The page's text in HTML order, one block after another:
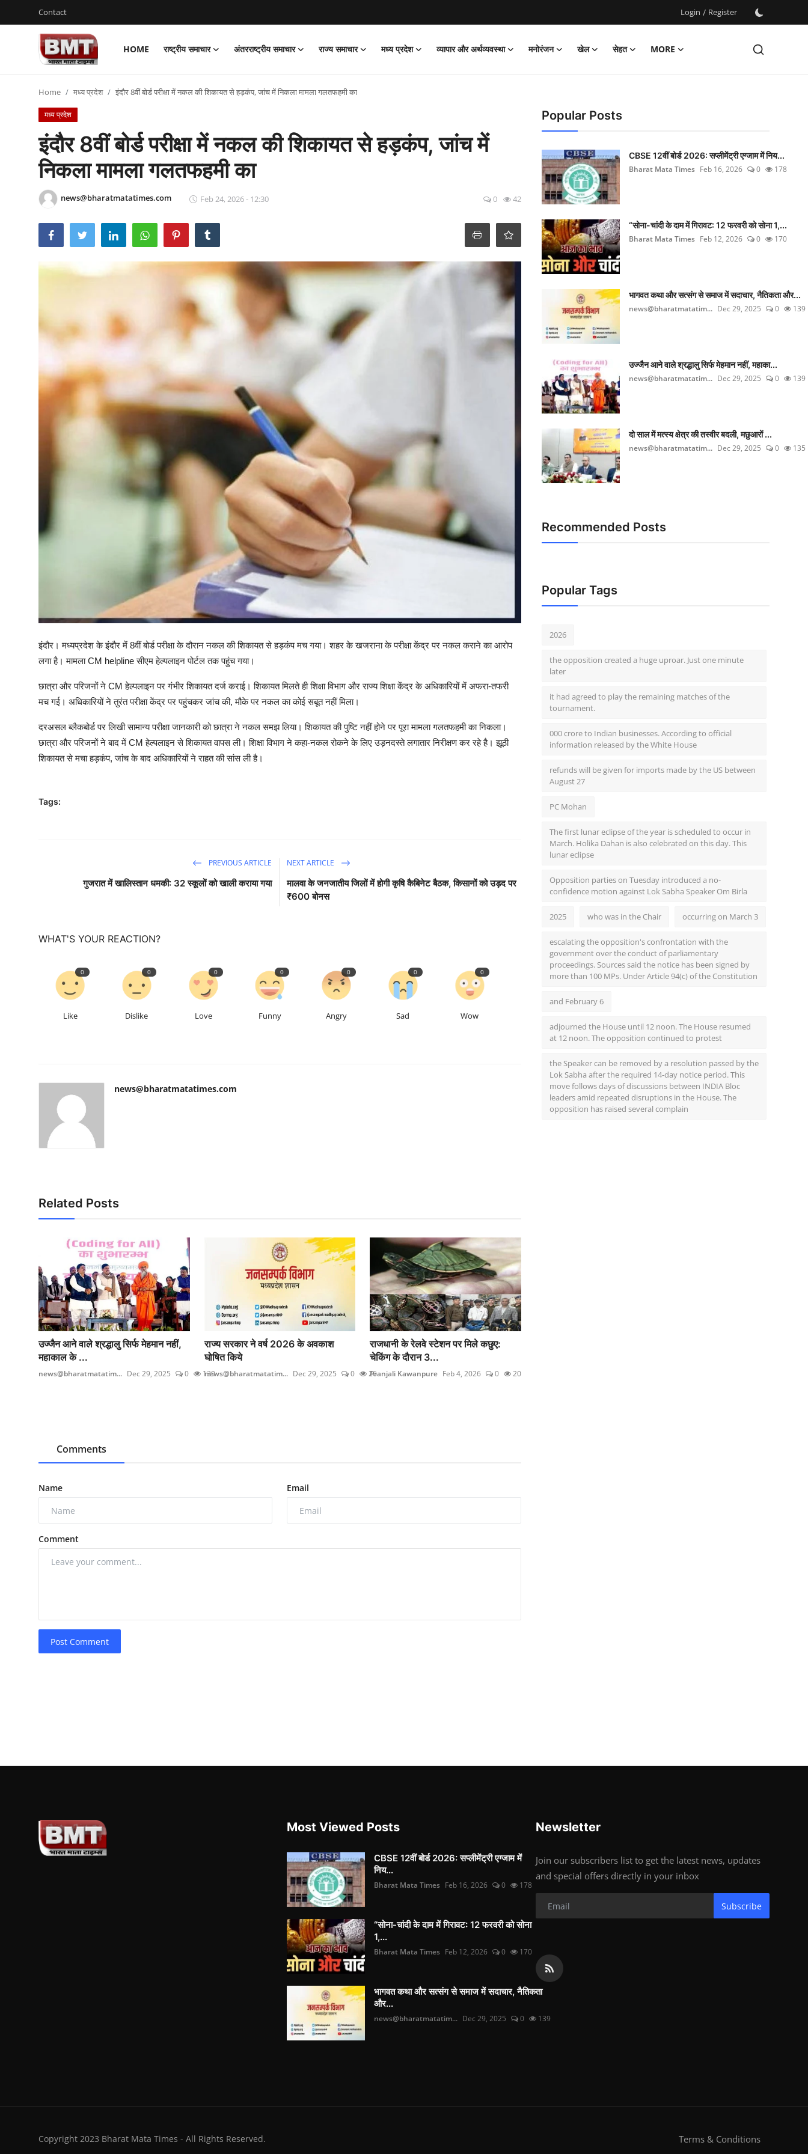
Contact Login / Register
HOME राष्ट्रीय समाचार अंतरराष्ट्रीय समाचार राज्य समाचार मध्य प्रदेश व्यापार और अर्थव्यवस्था मनोरंजन खेल सेहत
MORE
Login
राष्ट्रीय समाचार
अंतरराष्ट्रीय समाचार
राज्य समाचार
Gallery
Home मध्य प्रदेश इंदौर 8वीं बोर्ड परीक्षा में नकल की शिकायत से हड़कंप, जांच में निकला मामला गलतफहमी का
मध्य प्रदेश
इंदौर 8वीं बोर्ड परीक्षा में नकल की शिकायत से हड़कंप, जांच में
निकला मामला गलतफहमी का
news@bharatmatatimes.com Feb 24, 2026 - 12:30 0 42
इंदौर। मध्यप्रदेश के इंदौर में 8वीं बोर्ड परीक्षा के दौरान नकल की शिकायत से हड़कंप मच गया। शहर के खजराना के परीक्षा केंद्र पर नकल कराने का आरोप
लगा है। मामला CM helpline सीएम हेल्पलाइन पोर्टल तक पहुंच गया।
छात्रा और परिजनों ने CM हेल्पलाइन पर गंभीर शिकायत दर्ज कराई। शिकायत मिलते ही शिक्षा विभाग और राज्य शिक्षा केंद्र के अधिकारियों में अफरा-तफरी
मच गई। अधिकारियों ने तुरंत परीक्षा केंद्र पर पहुंचकर जांच की, मौके पर नकल का कोई सबूत नहीं मिला।
दरअसल ब्लैकबोर्ड पर लिखी सामान्य परीक्षा जानकारी को छात्रा ने नकल समझ लिया। शिकायत की पुष्टि नहीं होने पर पूरा मामला गलतफहमी का निकला।
छात्रा और परिजनों ने बाद में CM हेल्पलाइन से शिकायत वापस ली। शिक्षा विभाग ने कहा-नकल रोकने के लिए उड़नदस्ते लगातार निरीक्षण कर रहे है। झूठी
शिकायत से मचा हड़कंप, जांच के बाद अधिकारियों ने राहत की सांस ली है।
Tags:
PREVIOUS ARTICLE
गुजरात में खालिस्तान धमकी: 32 स्कूलों को खाली कराया गया
NEXT ARTICLE
मालवा के जनजातीय जिलों में होगी कृषि कैबिनेट बैठक, किसानों को उड़द पर
₹600 बोनस
WHAT'S YOUR REACTION?
0
Like
0
Dislike
0
Love
0
Funny
0
Angry
0
Sad
0
Wow
news@bharatmatatimes.com
Related Posts
उज्जैन आने वाले श्रद्धालु सिर्फ मेहमान नहीं,
महाकाल के ...
news@bharatmatatim... Dec 29, 2025 0 139
राज्य सरकार ने वर्ष 2026 के अवकाश
घोषित किये
news@bharatmatatim... Dec 29, 2025 0 26
राजधानी के रेलवे स्टेशन पर मिले कछुए:
चेकिंग के दौरान 3...
Pranjali Kawanpure Feb 4, 2026 0 20
Comments
Name Email
Comment
Post Comment
Popular Posts
CBSE 12वीं बोर्ड 2026: सप्लीमेंट्री एग्जाम में निय...
Bharat Mata Times Feb 16, 2026 0 178
“सोना-चांदी के दाम में गिरावट: 12 फरवरी को सोना 1,...
Bharat Mata Times Feb 12, 2026 0 170
भागवत कथा और सत्संग से समाज में सदाचार, नैतिकता और...
news@bharatmatatim... Dec 29, 2025 0 139
उज्जैन आने वाले श्रद्धालु सिर्फ मेहमान नहीं, महाका...
news@bharatmatatim... Dec 29, 2025 0 139
दो साल में मत्स्य क्षेत्र की तस्वीर बदली, मछुआरों ...
news@bharatmatatim... Dec 29, 2025 0 135
Recommended Posts
Popular Tags
2026
the opposition created a huge uproar. Just one minute
later
it had agreed to play the remaining matches of the
tournament.
000 crore to Indian businesses. According to official
information released by the White House
refunds will be given for imports made by the US between
August 27
PC Mohan
The first lunar eclipse of the year is scheduled to occur in
March. Holika Dahan is also celebrated on this day. This
lunar eclipse
Opposition parties on Tuesday introduced a no-
confidence motion against Lok Sabha Speaker Om Birla
2025 who was in the Chair occurring on March 3
escalating the opposition's confrontation with the
government over the conduct of parliamentary
proceedings. Sources said the notice has been signed by
more than 100 MPs. Under Article 94(c) of the Constitution
and February 6
adjourned the House until 12 noon. The House resumed
at 12 noon. The opposition continued to protest
the Speaker can be removed by a resolution passed by the
Lok Sabha after the required 14-day notice period. This
move follows days of discussions between INDIA Bloc
leaders amid repeated disruptions in the House. The
opposition has raised several complain
Most Viewed Posts
CBSE 12वीं बोर्ड 2026: सप्लीमेंट्री एग्जाम में
निय...
Bharat Mata Times Feb 16, 2026 0 178
“सोना-चांदी के दाम में गिरावट: 12 फरवरी को सोना
1,...
Bharat Mata Times Feb 12, 2026 0 170
भागवत कथा और सत्संग से समाज में सदाचार, नैतिकता
और...
news@bharatmatatim... Dec 29, 2025 0 139
Newsletter
Join our subscribers list to get the latest news, updates
and special offers directly in your inbox
Subscribe
Copyright 2023 Bharat Mata Times - All Rights Reserved. Terms & Conditions